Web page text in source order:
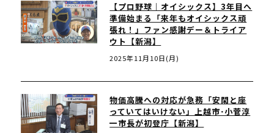
【プロ野球｜オイシックス】3年目へ
準備始まる「来年もオイシックス頑
張れ！」ファン感謝デー＆トライア
ウト【新潟】
2025年11月10日(月)
物価高騰への対応が急務「安閑と座
っていてはいけない」上越市･小菅淳
一市長が初登庁【新潟】